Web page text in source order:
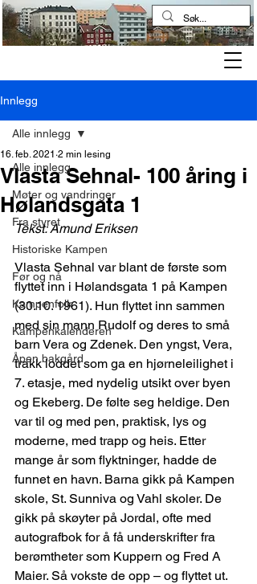
Innlegg
Alle innlegg
Møter og vandringer
Fra styret
Historiske Kampen
Før og nå
Kampenfolk
Kampenkalenderen
Åpen bakgård
Alle innlegg
Vlasta Sehnal- 100 åring i
Hølandsgata 1
16. feb. 2021 2 min lesing
Tekst: Amund Eriksen
Vlasta Sehnal var blant de første som
flyttet inn i Hølandsgata 1 på Kampen
(30.10. 1961). Hun flyttet inn sammen
med sin mann Rudolf og deres to små
barn Vera og Zdenek. Den yngst, Vera,
trakk loddet som ga en hjørneleilighet i
7. etasje, med nydelig utsikt over byen
og Ekeberg. De følte seg heldige. Den
var til og med pen, praktisk, lys og
moderne, med trapp og heis. Etter
mange år som flyktninger, hadde de
funnet en havn. Barna gikk på Kampen
skole, St. Sunniva og Vahl skoler. De
gikk på skøyter på Jordal, ofte med
autografbok for å få underskrifter fra
berømtheter som Kuppern og Fred A
Maier. Så vokste de opp – og flyttet ut.